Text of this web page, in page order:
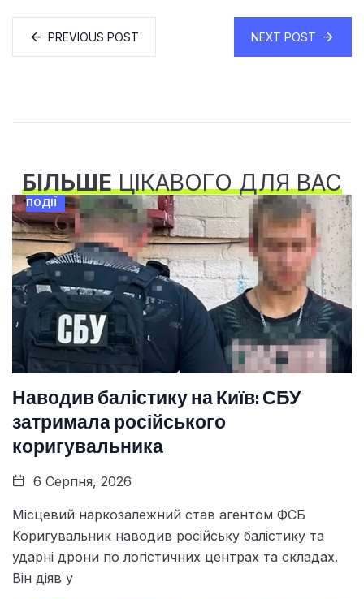
PREVIOUS POST NEXT POST
БІЛЬШЕЦІКАВОГО ДЛЯ ВАС
ПОДІЇ
Наводив балістику на Київ: СБУ
затримала російського
коригувальника
6 Серпня, 2026
Місцевий наркозалежний став агентом ФСБ
Коригувальник наводив російську балістику та
ударні дрони по логістичних центрах та складах.
Він діяв у